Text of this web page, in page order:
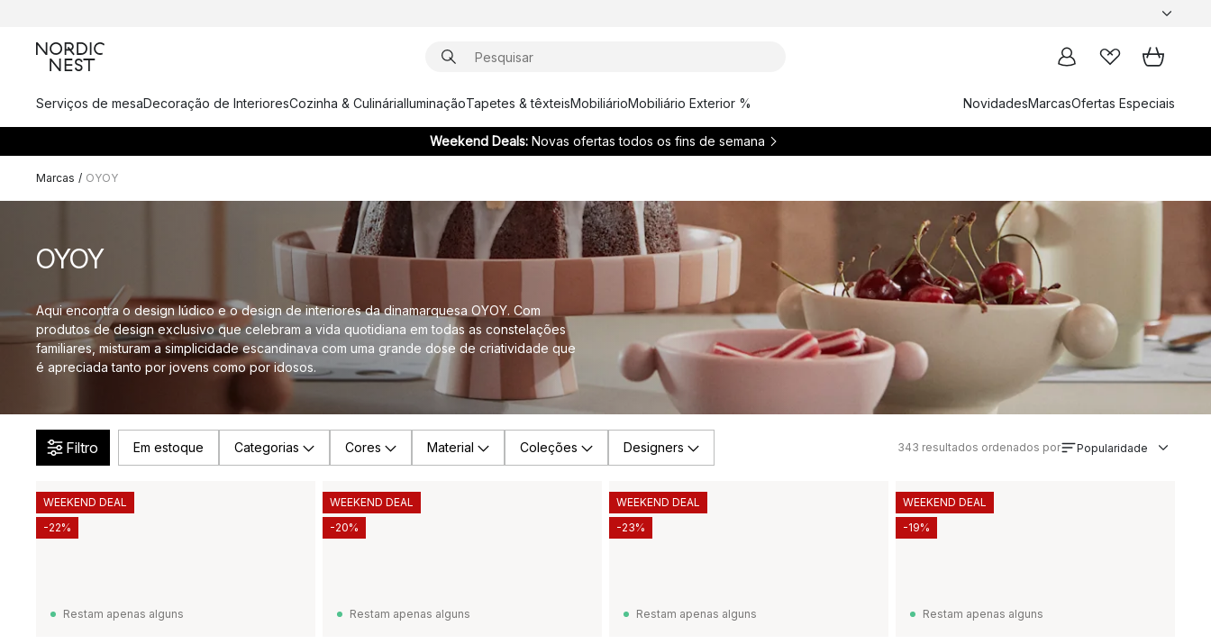
Serviços de mesaDecoração de InterioresCozinha & CulináriaIluminaçãoTapetes & têxteisMobiliárioMobiliário Exterior % NovidadesMarcasOfertas Especiais
Weekend Deals: Novas ofertas todos os fins de semana
Marcas / OYOY
OYOY
Aqui encontra o design lúdico e o design de interiores da dinamarquesa OYOY. Com
produtos de design exclusivo que celebram a vida quotidiana em todas as constelações
familiares, misturam a simplicidade escandinava com uma grande dose de criatividade que
é apreciada tanto por jovens como por idosos.
Filtro Em estoque Categorias Cores Material Coleções Designers 343 resultados ordenados por Popularidade
Restam apenas alguns
WEEKEND DEAL
-22%
Restam apenas alguns
WEEKEND DEAL
-20%
Restam apenas alguns
WEEKEND DEAL
-23%
Restam apenas alguns
WEEKEND DEAL
-19%